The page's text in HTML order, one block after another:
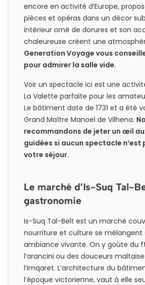
encore en activité d’Europe,
pièces et opéras dans un décor
intérieur orné de dorures et son
chaleureuse créent une
Generation Voyage vous
pour admirer la salle vide.
Voir un spectacle ici est une
La Valette parfaite pour les
Le bâtiment date de 1731 et a été
Grand Maître Manoel de Vilhena.
recommandons de jeter un œil
guidées si aucun spectacle n’est
votre séjour.
Le marché d’Is-Suq Tal-
gastronomie
Is-Suq Tal-Belt est un marché
nourriture et culture se mélangent
ambiance vivante. On y goûte du
l’arancini ou des douceurs
l’imqaret. L’architecture du
l’époque victorienne, vaut à elle